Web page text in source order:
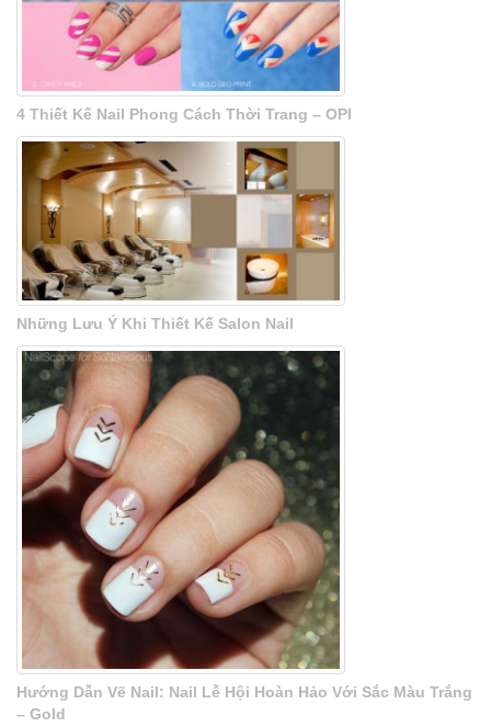
4 Thiết Kế Nail Phong Cách Thời Trang – OPI
Những Lưu Ý Khi Thiết Kế Salon Nail
Hướng Dẫn Vẽ Nail: Nail Lễ Hội Hoàn Hảo Với Sắc Màu Trắng
– Gold